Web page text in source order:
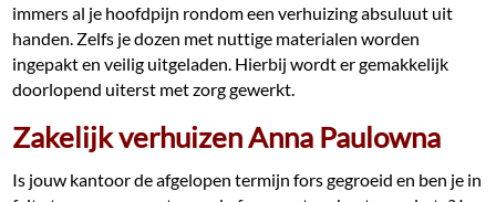
immers al je hoofdpijn rondom een verhuizing absuluut uit
handen. Zelfs je dozen met nuttige materialen worden
ingepakt en veilig uitgeladen. Hierbij wordt er gemakkelijk
doorlopend uiterst met zorg gewerkt.
Zakelijk verhuizen Anna Paulowna
Is jouw kantoor de afgelopen termijn fors gegroeid en ben je in